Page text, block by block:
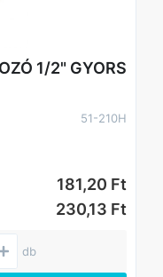
1/2" GYORS
51-210H
181,20 Ft
230,13 Ft
db